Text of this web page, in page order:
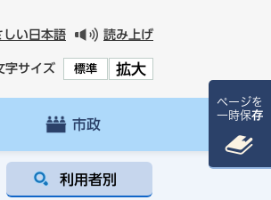
しい日本語 読み上げ
字サイズ 標準 拡大
市政
利用者別
ページを
一時保存